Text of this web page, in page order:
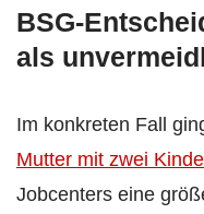
BSG-
als
Im konkreten Fall
Mutter mit zwei
Jobcenters eine